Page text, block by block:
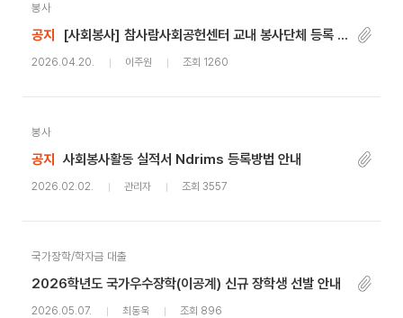
봉사
공지 [사회봉사] 참사람사회공헌센터 교내 봉사단체 등록 방법 안내
2026.04.20. 이주원 조회 1260
봉사
공지 사회봉사활동 실적서 Ndrims 등록방법 안내
2026.02.02. 관리자 조회 3557
국가장학/학자금 대출
2026학년도 국가우수장학(이공계) 신규 장학생 선발 안내
2026.05.07. 최동욱 조회 896